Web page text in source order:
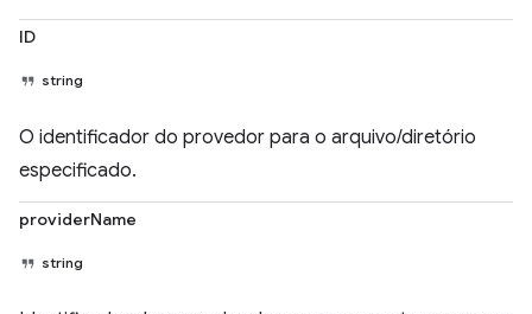
ID
string
O identificador do provedor para o arquivo/diretório
especificado.
providerName
string